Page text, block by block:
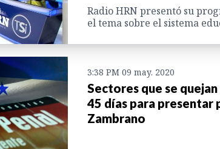
Radio HRN presentó su
el tema sobre el sistema
3:38 PM 09 may. 2020
Sectores que se
45 días para presentar
Zambrano